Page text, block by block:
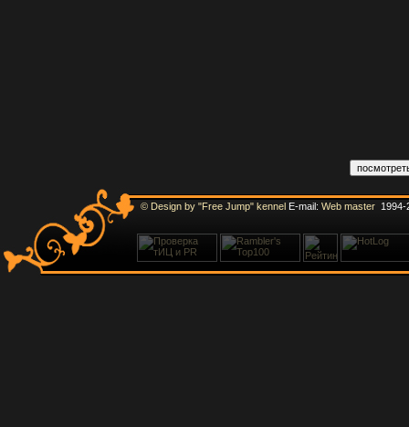
© Design by "Free Jump" kennelE-mail: Web master